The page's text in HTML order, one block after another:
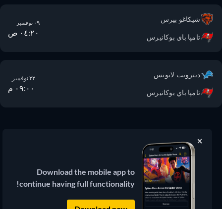
شيكاغو بيرس
تامپا باي بوكانيرس ٠٤:٢٠ ص
ديترويت لايونس
تامپا باي بوكانيرس ٠٩:٠٠ م
JustWatch دليل بث الأفلام والمسلسلات
(3.13.0) جميع المحتويات الخارجية تظل ملكاً
لمالكها الشرعي.
Download the mobile app to
continue having full functionality!